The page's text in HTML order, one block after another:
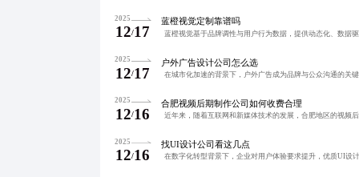
2025
12/17
蓝橙视觉定制靠谱吗
2025
12/17
户外广告设计公司怎么选
2025
12/16
合肥视频后期制作公司如何收费合理
2025
12/16
找UI设计公司看这几点